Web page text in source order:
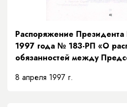
Распоряжение
1997 года № 183-РП «О
обязанностей между
Правительства Республики
8 апреля 1997 г.